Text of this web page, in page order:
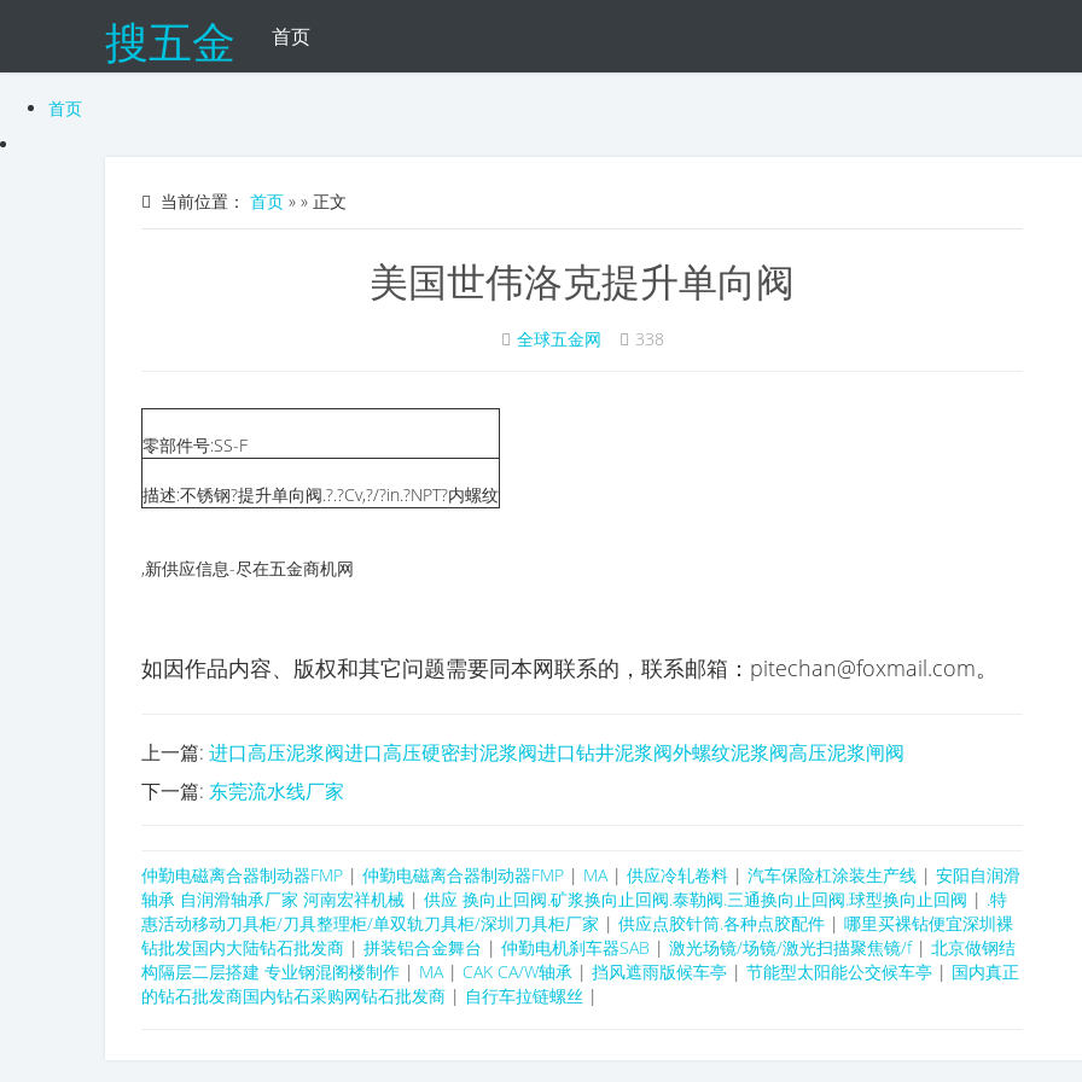
搜五金 首页
首页
当前位置： 首页 » » 正文
美国世伟洛克提升单向阀
全球五金网 338
零部件号:SS-F
描述:不锈钢?提升单向阀.?.?Cv,?/?in.?NPT?内螺纹
,新供应信息-尽在五金商机网
如因作品内容、版权和其它问题需要同本网联系的，联系邮箱：pitechan@foxmail.com。
上一篇: 进口高压泥浆阀进口高压硬密封泥浆阀进口钻井泥浆阀外螺纹泥浆阀高压泥浆闸阀
下一篇: 东莞流水线厂家
仲勤电磁离合器制动器FMP | 仲勤电磁离合器制动器FMP | MA| 供应冷轧卷料 | 汽车保险杠涂装生产线 | 安阳自润滑
轴承 自润滑轴承厂家 河南宏祥机械 | 供应 换向止回阀.矿浆换向止回阀.泰勒阀.三通换向止回阀.球型换向止回阀 | .特
惠活动移动刀具柜/刀具整理柜/单双轨刀具柜/深圳刀具柜厂家 | 供应点胶针筒.各种点胶配件 | 哪里买裸钻便宜深圳裸
钻批发国内大陆钻石批发商 | 拼装铝合金舞台 | 仲勤电机刹车器SAB | 激光场镜/场镜/激光扫描聚焦镜/f| 北京做钢结
构隔层二层搭建 专业钢混阁楼制作 | MA| CAK CA/W轴承 | 挡风遮雨版候车亭 | 节能型太阳能公交候车亭 | 国内真正
的钻石批发商国内钻石采购网钻石批发商 | 自行车拉链螺丝 |